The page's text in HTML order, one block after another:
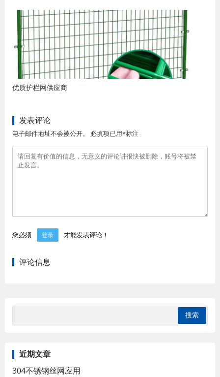
优质护栏网供应商
发表评论
电子邮件地址不会被公开。 必填项已用*标注
您必须 登录 才能发表评论！
评论信息
近期文章
304不锈钢丝网应用